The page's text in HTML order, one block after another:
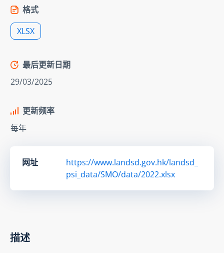
格式
XLSX
最后更新日期
29/03/2025
更新频率
每年
网址
https://www.landsd.gov.hk/landsd_
psi_data/SMO/data/2022.xlsx
描述